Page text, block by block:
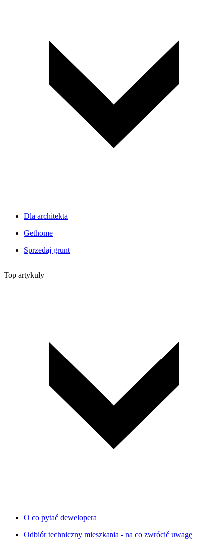
Dla architekta
Gethome
Sprzedaj grunt
Top artykuły
O co pytać dewelopera
Odbiór techniczny mieszkania - na co zwrócić uwagę